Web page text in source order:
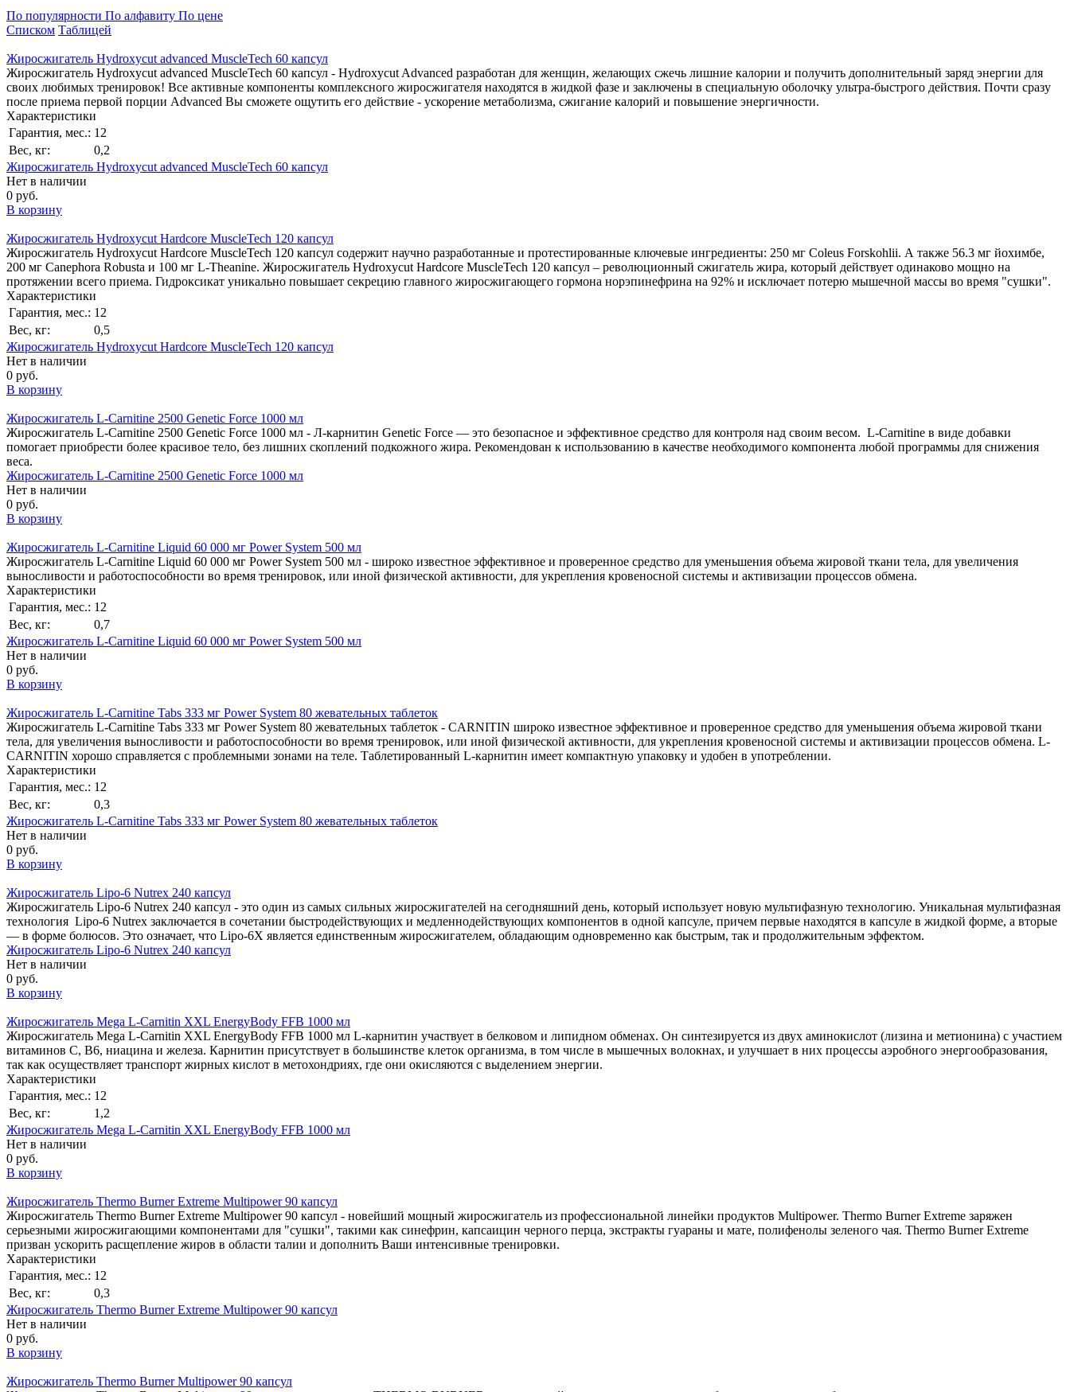
По популярности По алфавиту По цене
Списком Таблицей
Жиросжигатель Hydroxycut advanced MuscleTech 60 капсул
Жиросжигатель Hydroxycut advanced MuscleTech 60 капсул - Hydroxycut Advanced разработан для женщин, желающих сжечь лишние калории и получить дополнительный заряд энергии для
своих любимых тренировок! Все активные компоненты комплексного жиросжигателя находятся в жидкой фазе и заключены в специальную оболочку ультра-быстрого действия. Почти сразу
после приема первой порции Advanced Вы сможете ощутить его действие - ускорение метаболизма, сжигание калорий и повышение энергичности.
Характеристики
Гарантия, мес.: 12
Вес, кг:
0,2
Жиросжигатель Hydroxycut advanced MuscleTech 60 капсул
Нет в наличии
0 руб.
В корзину
Жиросжигатель Hydroxycut Hardcore MuscleTech 120 капсул
Жиросжигатель Hydroxycut Hardcore MuscleTech 120 капсул содержит научно разработанные и протестированные ключевые ингредиенты: 250 мг Coleus Forskohlii. А также 56.3 мг йохимбе,
200 мг Canephora Robusta и 100 мг L-Theanine. Жиросжигатель Hydroxycut Hardcore MuscleTech 120 капсул – революционный сжигатель жира, который действует одинаково мощно на
протяжении всего приема. Гидроксикат уникально повышает секрецию главного жиросжигающего гормона норэпинефрина на 92% и исключает потерю мышечной массы во время "сушки".
Характеристики
Гарантия, мес.: 12
Вес, кг:
0,5
Жиросжигатель Hydroxycut Hardcore MuscleTech 120 капсул
Нет в наличии
0 руб.
В корзину
Жиросжигатель L-Carnitine 2500 Genetic Force 1000 мл
Жиросжигатель L-Carnitine 2500 Genetic Force 1000 мл - Л-карнитин Genetic Force — это безопасное и эффективное средство для контроля над своим весом. L-Carnitine в виде добавки
помогает приобрести более красивое тело, без лишних скоплений подкожного жира. Рекомендован к использованию в качестве необходимого компонента любой программы для снижения
веса.
Жиросжигатель L-Carnitine 2500 Genetic Force 1000 мл
Нет в наличии
0 руб.
В корзину
Жиросжигатель L-Carnitine Liquid 60 000 мг Power System 500 мл
Жиросжигатель L-Carnitine Liquid 60 000 мг Power System 500 мл - широко известное эффективное и проверенное средство для уменьшения объема жировой ткани тела, для увеличения
выносливости и работоспособности во время тренировок, или иной физической активности, для укрепления кровеносной системы и активизации процессов обмена.
Характеристики
Гарантия, мес.: 12
Вес, кг:
0,7
Жиросжигатель L-Carnitine Liquid 60 000 мг Power System 500 мл
Нет в наличии
0 руб.
В корзину
Жиросжигатель L-Carnitine Tabs 333 мг Power System 80 жевательных таблеток
Жиросжигатель L-Carnitine Tabs 333 мг Power System 80 жевательных таблеток - CARNITIN широко известное эффективное и проверенное средство для уменьшения объема жировой ткани
тела, для увеличения выносливости и работоспособности во время тренировок, или иной физической активности, для укрепления кровеносной системы и активизации процессов обмена. L-
CARNITIN хорошо справляется с проблемными зонами на теле. Таблетированный L-карнитин имеет компактную упаковку и удобен в употреблении.
Характеристики
Гарантия, мес.: 12
Вес, кг:
0,3
Жиросжигатель L-Carnitine Tabs 333 мг Power System 80 жевательных таблеток
Нет в наличии
0 руб.
В корзину
Жиросжигатель Lipo-6 Nutrex 240 капсул
Жиросжигатель Lipo-6 Nutrex 240 капсул - это один из самых сильных жиросжигателей на сегодняшний день, который использует новую мультифазную технологию. Уникальная мультифазная
технология Lipo-6 Nutrex заключается в сочетании быстродействующих и медленнодействующих компонентов в одной капсуле, причем первые находятся в капсуле в жидкой форме, а вторые
— в форме болюсов. Это означает, что Lipo-6X является единственным жиросжигателем, обладающим одновременно как быстрым, так и продолжительным эффектом.
Жиросжигатель Lipo-6 Nutrex 240 капсул
Нет в наличии
0 руб.
В корзину
Жиросжигатель Mega L-Carnitin XXL EnergyBody FFB 1000 мл
Жиросжигатель Mega L-Carnitin XXL EnergyBody FFB 1000 мл L-карнитин участвует в белковом и липидном обменах. Он синтезируется из двух аминокислот (лизина и метионина) с участием
витаминов С, В6, ниацина и железа. Карнитин присутствует в большинстве клеток организма, в том числе в мышечных волокнах, и улучшает в них процессы аэробного энергообразования,
так как осуществляет транспорт жирных кислот в метохондриях, где они окисляются с выделением энергии.
Характеристики
Гарантия, мес.: 12
Вес, кг:
1,2
Жиросжигатель Mega L-Carnitin XXL EnergyBody FFB 1000 мл
Нет в наличии
0 руб.
В корзину
Жиросжигатель Thermo Burner Extreme Multipower 90 капсул
Жиросжигатель Thermo Burner Extreme Multipower 90 капсул - новейший мощный жиросжигатель из профессиональной линейки продуктов Multipower. Thermo Burner Extreme заряжен
серьезными жиросжигающими компонентами для "сушки", такими как синефрин, капсаицин черного перца, экстракты гуараны и мате, полифенолы зеленого чая. Thermo Burner Extreme
призван ускорить расщепление жиров в области талии и дополнить Ваши интенсивные тренировки.
Характеристики
Гарантия, мес.: 12
Вес, кг:
0,3
Жиросжигатель Thermo Burner Extreme Multipower 90 капсул
Нет в наличии
0 руб.
В корзину
Жиросжигатель Thermo Burner Multipower 90 капсул